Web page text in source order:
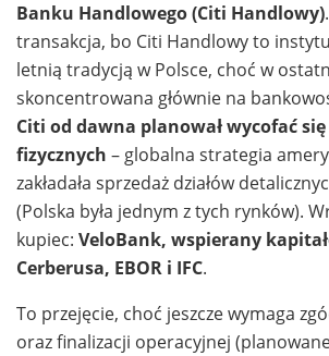
Banku Handlowego (Citi Handlowy)
transakcja, bo Citi Handlowy to
letnią tradycją w Polsce, choć w
skoncentrowana głównie na
Citi od dawna planował wycofać się
fizycznych – globalna strategia
zakładała sprzedaż działów
(Polska była jednym z tych rynków).
kupiec: VeloBank, wspierany
Cerberusa, EBOR i IFC.
To przejęcie, choć jeszcze wymaga
oraz finalizacji operacyjnej